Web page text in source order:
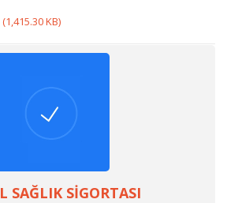
KB)
SAĞLIK SİGORTASI